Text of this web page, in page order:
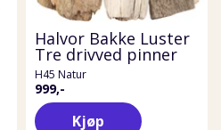
Halvor Bakke Luster
Tre drivved pinner
H45 Natur
999,-
Kjøp